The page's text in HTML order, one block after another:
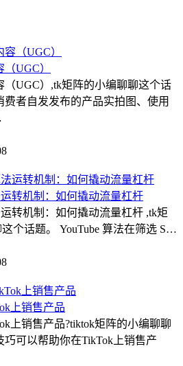
UGC）
（UGC）,tk矩阵的小编聊聊这个话
者自发发布的产品实拍图、使用
运转机制：如何撬动流量杠杆
运转机制：如何撬动流量杠杆 ,tk矩
个话题。 YouTube 算法在筛选 S…
上销售产品
上销售产品?tiktok矩阵的小编聊聊
可以帮助你在TikTok上销售产